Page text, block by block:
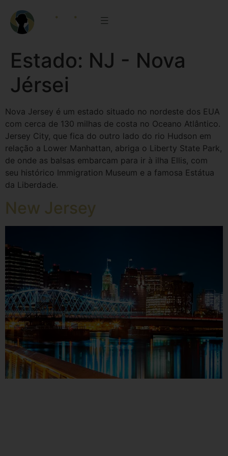
Estado: NJ - Nova
Jérsei
Nova Jersey é um estado situado no nordeste dos EUA
com cerca de 130 milhas de costa no Oceano Atlântico.
Jersey City, que fica do outro lado do rio Hudson em
relação a Lower Manhattan, abriga o Liberty State Park,
de onde as balsas embarcam para ir à ilha Ellis, com
seu histórico Immigration Museum e a famosa Estátua
da Liberdade.
New Jersey